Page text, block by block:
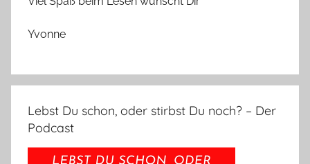
Yvonne
Lebst Du schon, oder stirbst Du noch? – Der
Podcast